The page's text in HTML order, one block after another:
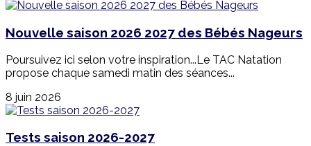
Nouvelle saison 2026 2027 des Bébés Nageurs
Poursuivez ici selon votre inspiration...Le TAC Natation
propose chaque samedi matin des séances...
8 juin 2026
Tests saison 2026-2027